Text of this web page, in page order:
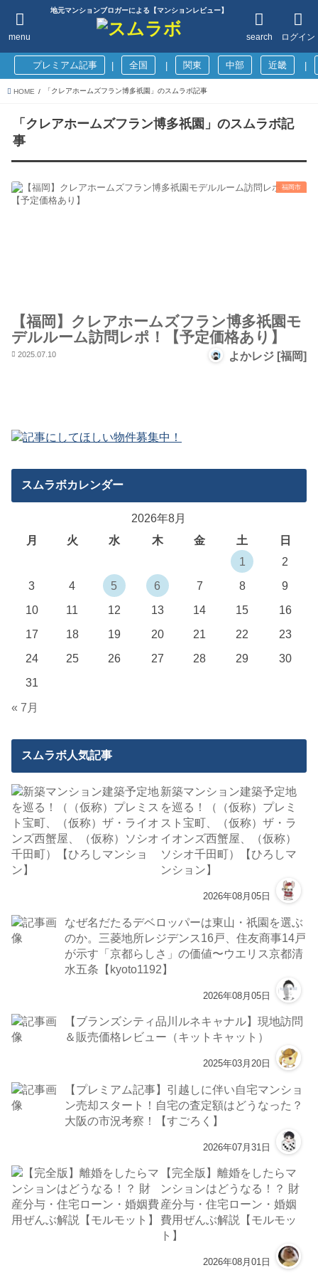
地元マンションブロガーによる【マンションレビュー】
ログイン
search
menu
プレミアム記事 全国 関東 中部 近畿
HOME 「クレアホームズフラン博多祇園」のスムラボ記事
「クレアホームズフラン博多祇園」のスムラボ記
事
福岡市
【福岡】クレアホームズフラン博多祇園モ
デルルーム訪問レポ！【予定価格あり】
2025.07.10 よかレジ [福岡]
スムラボカレンダー
2026年8月
月
火 水 木 金 土
日
1
2
3
4 5 6 7 8
9
10
11 12 13 14 15
16
17
18 19 20 21 22
23
24
25 26 27 28 29
30
31
« 7月
スムラボ人気記事
新築マンション建築予定地
を巡る！（（仮称）プレミ
スト宝町、（仮称）ザ・ラ
イオンズ西蟹屋、（仮称）
ソシオ千田町）【ひろしマ
ンション】
2026年08月05日
なぜ名だたるデベロッパーは東山・祇園を選ぶ
のか。三菱地所レジデンス16戸、住友商事14戸
が示す「京都らしさ」の価値〜ウエリス京都清
水五条【kyoto1192】
2026年08月05日
【ブランズシティ品川ルネキャナル】現地訪問
＆販売価格レビュー（キットキャット）
2025年03月20日
【プレミアム記事】引越しに伴い自宅マンショ
ン売却スタート！自宅の査定額はどうなった？
大阪の市況考察！【すごろく】
2026年07月31日
【完全版】離婚をしたらマ
ンションはどうなる！？ 財
産分与・住宅ローン・婚姻
費用ぜんぶ解説【モルモッ
ト】
2026年08月01日